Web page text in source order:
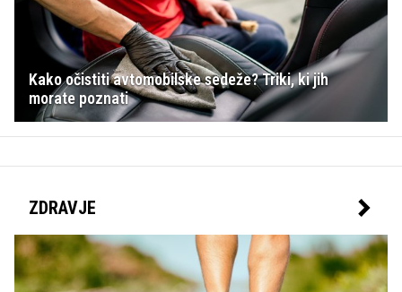
Kako očistiti avtomobilske sedeže? Triki, ki jih
morate poznati
ZDRAVJE